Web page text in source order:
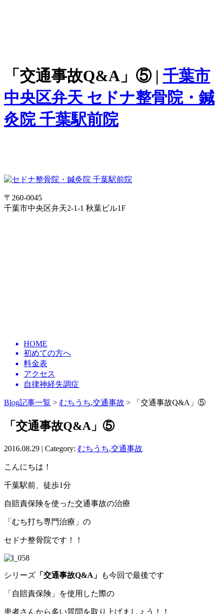
「交通事故Q&A」⑤ | 千葉市
中央区弁天 セドナ整骨院・鍼
灸院 千葉駅前院
〒260-0045
千葉市中央区弁天2-1-1 秋葉ビル1F
HOME
初めての方へ
料金表
アクセス
自律神経失調症
Blog記事一覧 > むちうち,交通事故 > 「交通事故Q&A」⑤
「交通事故Q&A」⑤
2016.08.29 | Category: むちうち,交通事故
こんにちは！
千葉駅前、徒歩1分
自賠責保険を使った交通事故の治療
「むち打ち専門治療」の
セドナ整骨院です！！
シリーズ 「交通事故Q&A」 も今回で最後です
「自賠責保険」を使用した際の
患者さんから多い質問を取り上げましょう！！